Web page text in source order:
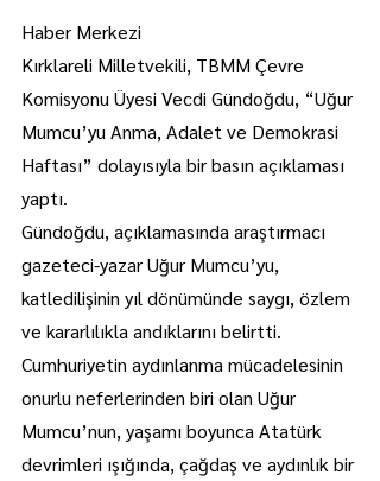
Haber Merkezi
Kırklareli Milletvekili, TBMM Çevre
Komisyonu Üyesi Vecdi Gündoğdu, “Uğur
Mumcu’yu Anma, Adalet ve Demokrasi
Haftası” dolayısıyla bir basın açıklaması
yaptı.
Gündoğdu, açıklamasında araştırmacı
gazeteci-yazar Uğur Mumcu’yu,
katledilişinin yıl dönümünde saygı, özlem
ve kararlılıkla andıklarını belirtti.
Cumhuriyetin aydınlanma mücadelesinin
onurlu neferlerinden biri olan Uğur
Mumcu’nun, yaşamı boyunca Atatürk
devrimleri ışığında, çağdaş ve aydınlık bir